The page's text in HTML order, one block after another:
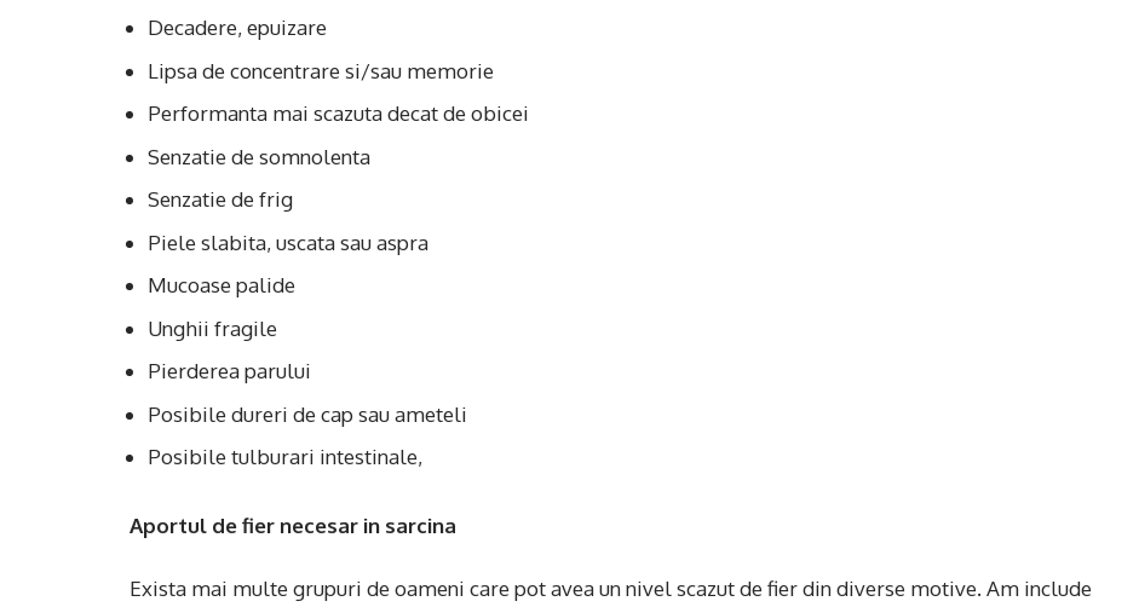
Decadere, epuizare
Lipsa de concentrare si/sau memorie
Performanta mai scazuta decat de obicei
Senzatie de somnolenta
Senzatie de frig
Piele slabita, uscata sau aspra
Mucoase palide
Unghii fragile
Pierderea parului
Posibile dureri de cap sau ameteli
Posibile tulburari intestinale,
Aportul de fier necesar in sarcina
Exista mai multe grupuri de oameni care pot avea un nivel scazut de fier din diverse motive. Am include